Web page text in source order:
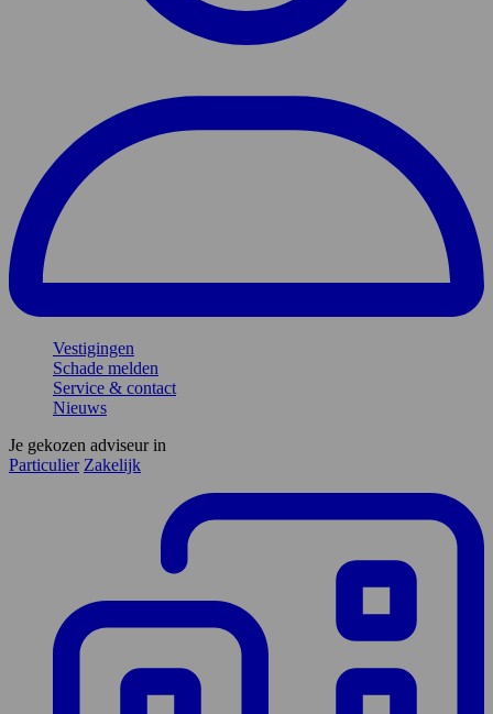
Vestigingen
Schade melden
Service & contact
Nieuws
Je gekozen adviseur in
Particulier Zakelijk